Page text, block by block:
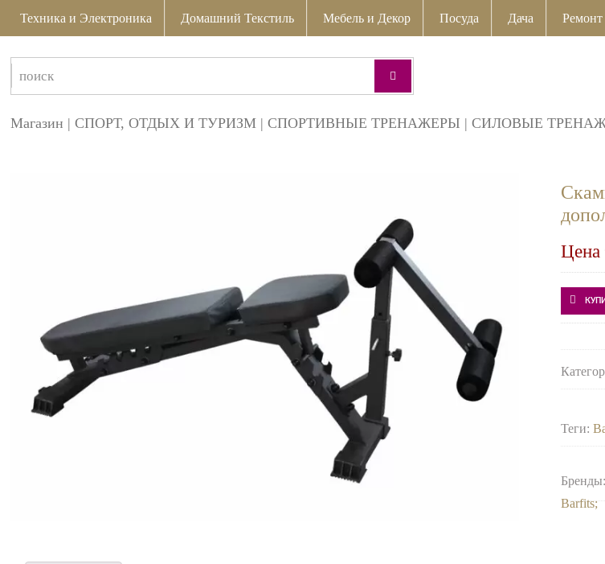
Техника и Электроника Домашний Текстиль Мебель и Декор Посуда Дача
Магазин |СПОРТ, ОТДЫХ И ТУРИЗМ |СПОРТИВНЫЕ ТРЕНАЖЕРЫ |СИЛОВЫЕ
Цена
Теги:
Бренды:
Barfits